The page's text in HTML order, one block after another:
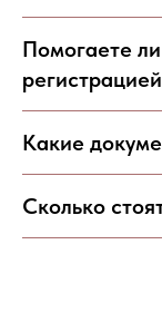
Помогаете
Какие
Сколько